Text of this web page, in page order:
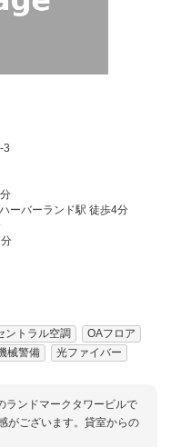
3
ーバーランド駅 徒歩4分
ントラル空調
OAフロア
械警備 光ファイバー
ランドマークタワービルで
がございます。貸室からの